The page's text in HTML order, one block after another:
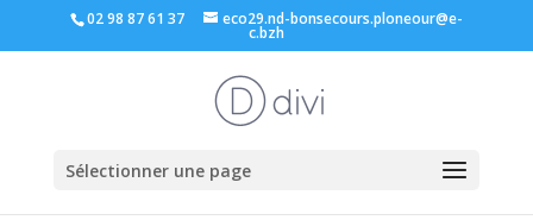
02 98 87 61 37 eco29.nd-bonsecours.ploneour@e-
c.bzh
Sélectionner une page